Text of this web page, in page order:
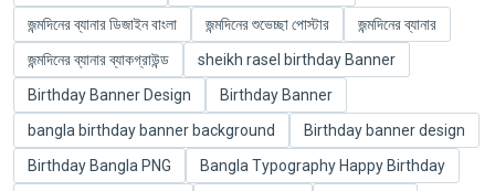
জন্মদিনের ব্যানার ডিজাইন বাংলা
জন্মদিনের শুভেচ্ছা পোস্টার
জন্মদিনের ব্যানার
জন্মদিনের ব্যানার ব্যাকগ্রাউন্ড
sheikh rasel birthday Banner
Birthday Banner Design
Birthday Banner
bangla birthday banner background
Birthday banner design
Birthday Bangla PNG
Bangla Typography Happy Birthday